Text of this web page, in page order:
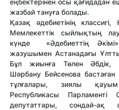
еңбектерінен осы қағидадан
жазбай тануға болады.
Қазақ әдебиетінің
Мемлекеттік сыйлық­тың
күнде «Әдебиеттің
жазушымен Астанадағы
Бұл жиынға Төлен Әбдік,
Шәрбану Бейсенова бастаған
тұлғалары, зиялы қауым
Республикасы Парламенті
депутаттары, сон­дай-ақ